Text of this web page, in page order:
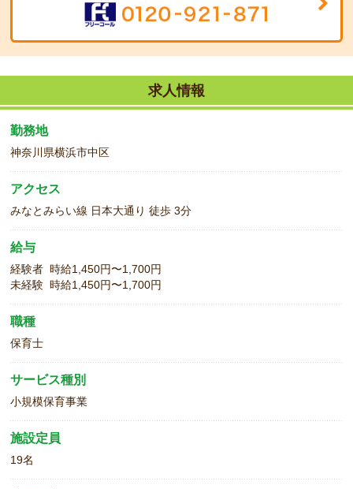
求人情報
勤務地
神奈川県横浜市中区
アクセス
みなとみらい線 日本大通り 徒歩 3分
給与
経験者 時給1,450円〜1,700円
未経験 時給1,450円〜1,700円
職種
保育士
サービス種別
小規模保育事業
施設定員
19名